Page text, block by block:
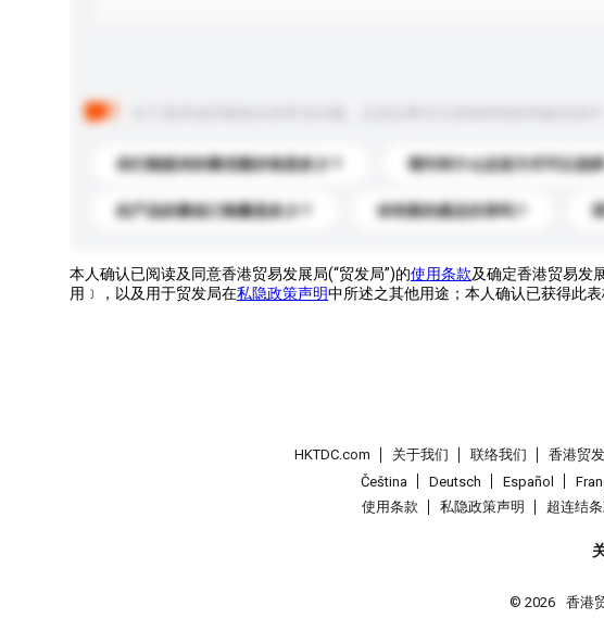
你们能提供的最优惠价格是多少？ 请问有什么运送方式可以选择
此产品的最低订购量是多少？ 你有新的產品目录吗？
本人确认已阅读及同意香港贸易发展局(“贸发局”)的使用条款及确定香港贸易发
用﹞，以及用于贸发局在私隐政策声明中所述之其他用途；本人确认已获得此
HKTDC.com 关于我们 联络我们 香港贸
Čeština
Deutsch Español
使用条款
私隐政策声明 超连结
© 2026 香港